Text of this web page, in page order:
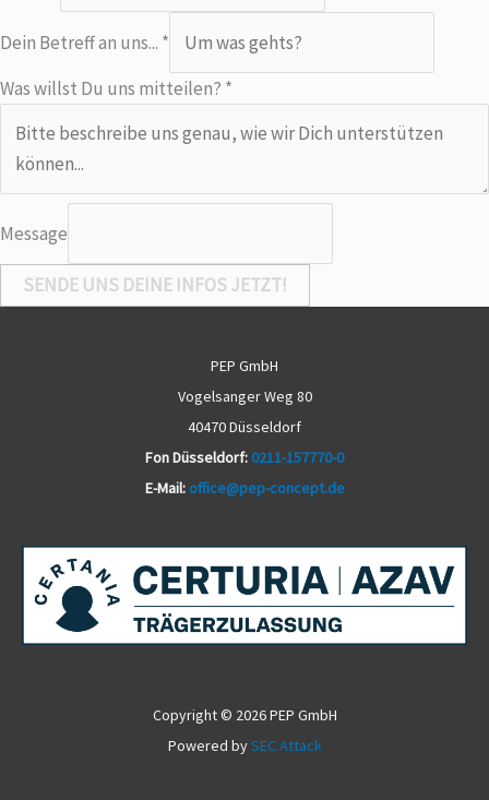
Dein Betreff an uns... *
D
n
E
-
Was willst Du uns mitteilen? *
Message
SENDE UNS DEINE INFOS JETZT!
PEP GmbH
Vogelsanger Weg 80
40470 Düsseldorf
Fon Düsseldorf: 0211-157770-0
E-Mail: office@pep-concept.de
Copyright © 2026 PEP GmbH
Powered bySEC Attack